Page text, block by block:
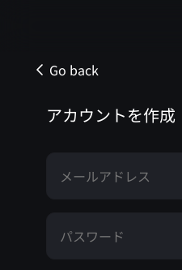
Go back
アカウントを作成
メールアドレス
パスワード